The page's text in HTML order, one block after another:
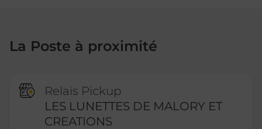
La Poste à proximité
Relais Pickup
LES LUNETTES DE MALORY ET
CREATIONS